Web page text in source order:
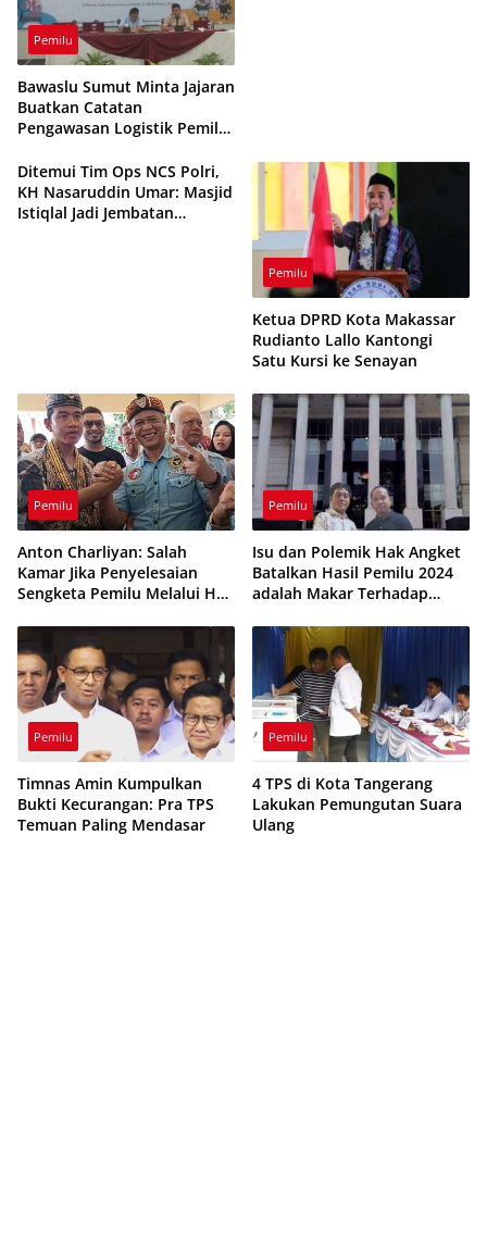
Pemilu
Bawaslu Sumut Minta Jajaran
Buatkan Catatan
Pengawasan Logistik Pemilu
Ditemui Tim Ops NCS Polri,
KH Nasaruddin Umar: Masjid
Istiqlal Jadi Jembatan
Pemilu
Ketua DPRD Kota Makassar
Rudianto Lallo Kantongi
Satu Kursi ke Senayan
Pemilu
Anton Charliyan: Salah
Kamar Jika Penyelesaian
Sengketa Pemilu Melalui Hak
Pemilu
Isu dan Polemik Hak Angket
Batalkan Hasil Pemilu 2024
adalah Makar Terhadap
Pemilu
Timnas Amin Kumpulkan
Bukti Kecurangan: Pra TPS
Temuan Paling Mendasar
Pemilu
4 TPS di Kota Tangerang
Lakukan Pemungutan Suara
Ulang